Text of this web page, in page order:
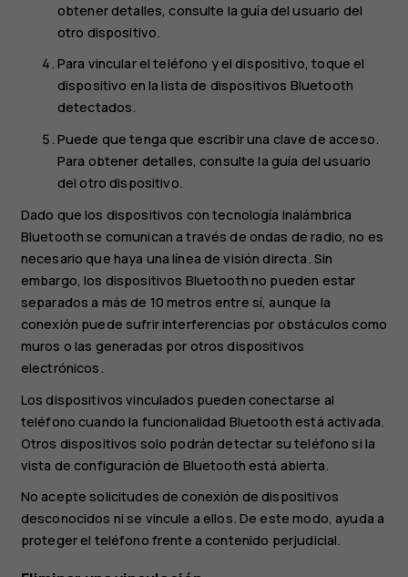
obtener detalles, consulte la guía del usuario del
otro dispositivo.
Para vincular el teléfono y el dispositivo, toque el
dispositivo en la lista de dispositivos Bluetooth
detectados.
Puede que tenga que escribir una clave de acceso.
Para obtener detalles, consulte la guía del usuario
del otro dispositivo.
Dado que los dispositivos con tecnología inalámbrica
Bluetooth se comunican a través de ondas de radio, no es
necesario que haya una línea de visión directa. Sin
embargo, los dispositivos Bluetooth no pueden estar
separados a más de 10 metros entre sí, aunque la
conexión puede sufrir interferencias por obstáculos como
muros o las generadas por otros dispositivos
electrónicos.
Los dispositivos vinculados pueden conectarse al
teléfono cuando la funcionalidad Bluetooth está activada.
Otros dispositivos solo podrán detectar su teléfono si la
vista de configuración de Bluetooth está abierta.
No acepte solicitudes de conexión de dispositivos
desconocidos ni se vincule a ellos. De este modo, ayuda a
proteger el teléfono frente a contenido perjudicial.